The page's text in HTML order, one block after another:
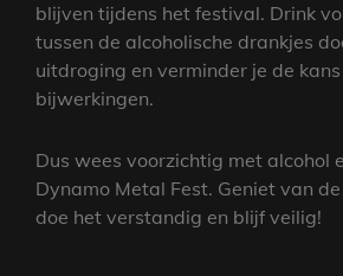
blijven tijdens het festival. Drink
tussen de alcoholische drankjes
uitdroging en verminder je de
bijwerkingen.
Dus wees voorzichtig met alcohol
Dynamo Metal Fest. Geniet van
doe het verstandig en blijf veilig!